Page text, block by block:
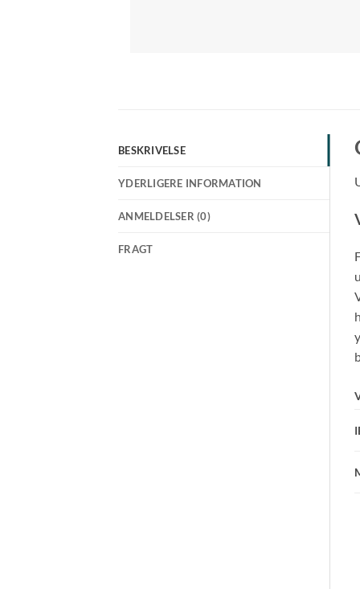
BESKRIVELSE
YDERLIGERE INFORMATION
ANMELDELSER (0)
FRAGT